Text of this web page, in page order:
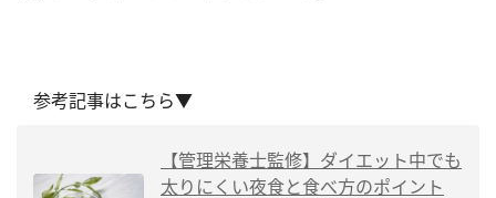
参考記事はこちら▼
【管理栄養士監修】ダイエット中でも
太りにくい夜食と食べ方のポイント